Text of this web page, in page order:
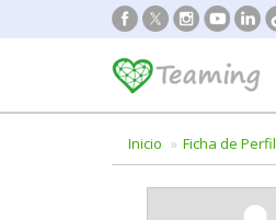
Inicio Ficha de Perfil